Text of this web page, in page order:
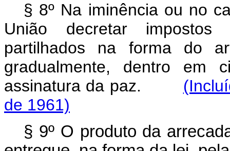
§ 8º Na iminência ou no
União decretar
partilhados na forma do
gradualmente, dentro em
assinatura da paz.
de 1961)
§ 9º O produto da